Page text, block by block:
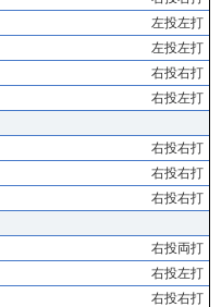
左投左打
左投左打
右投右打
右投左打
右投右打
右投右打
右投右打
右投両打
右投左打
右投右打